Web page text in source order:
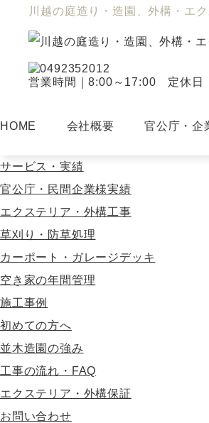
川越の庭造り・造園、外構・エ
営業時間｜8:00～17:00 定休日
HOME 会社概要 官公庁・企
サービス・実績
官公庁・民間企業様実績
エクステリア・外構工事
草刈り・防草処理
カーポート・ガレージデッキ
空き家の年間管理
施工事例
初めての方へ
並木造園の強み
工事の流れ・FAQ
エクステリア・外構保証
お問い合わせ